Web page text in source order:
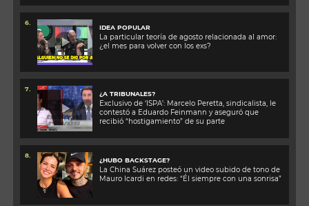
6.
IDEA POPULAR
La particular teoría de agosto relacionada al amor:
¿el mes para volver con los exs?
7.
¿A TRIBUNALES?
Exclusivo de ‘ISPA’: Marcelo Peretta, sindicalista, le
contestó a Eduardo Feinmann y aseguró que
recibió “hostigamiento” de su parte
8.
¿HUBO BACKSTAGE?
La China Suárez posteó un video subido de tono de
Mauro Icardi en redes: “Él siempre con una sonrisa”